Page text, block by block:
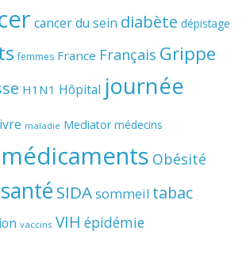
cancer du sein diabète dépistage
femmes France Français Grippe
H1N1 Hôpital journée
maladie Mediator médecins
médicaments Obésité
santé SIDAsommeil tabac
vaccins VIH épidémie